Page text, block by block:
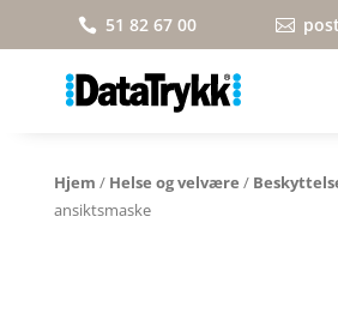
 51 82 67 00 
Hjem / Helse og velvære /
ansiktsmaske